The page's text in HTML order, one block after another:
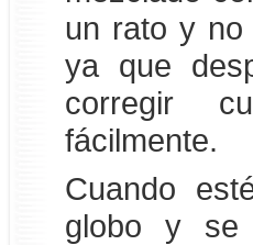
un rato y no
ya que
corregir
fácilmente.
Cuando
globo y se